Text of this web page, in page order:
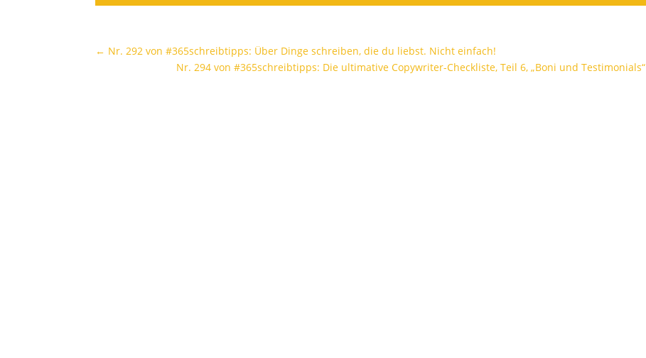
← Nr. 292 von #365schreibtipps: Über Dinge schreiben, die du liebst. Nicht einfach!
Nr. 294 von #365schreibtipps: Die ultimative Copywriter-Checkliste, Teil 6, „Boni und Testimonials“